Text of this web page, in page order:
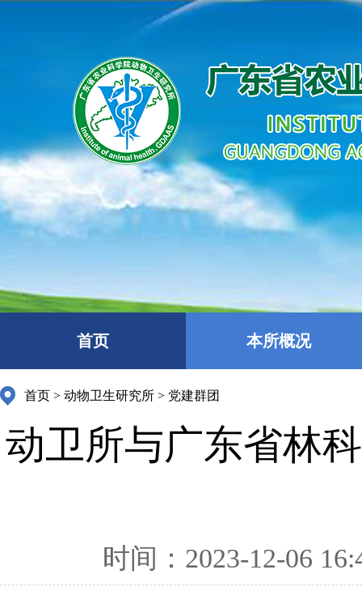
首页 本所概况
首页 > 动物卫生研究所 > 党建群团
动卫所与广东省林
时间：2023-12-06